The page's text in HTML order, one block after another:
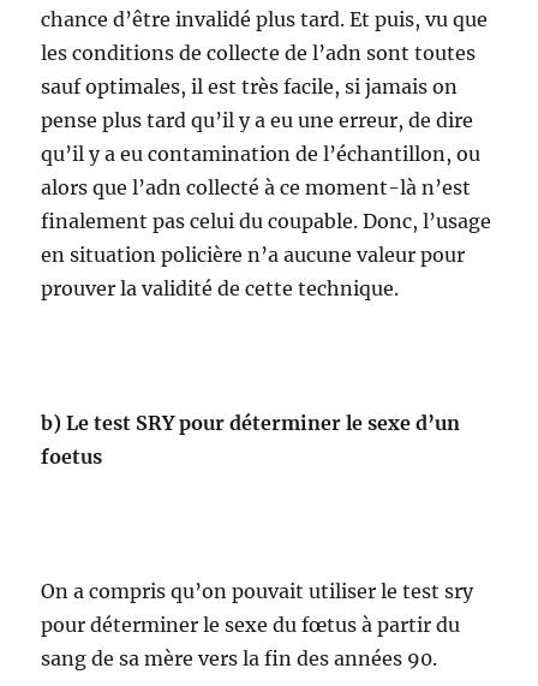
chance d’être invalidé plus tard. Et puis, vu que
les conditions de collecte de l’adn sont toutes
sauf optimales, il est très facile, si jamais on
pense plus tard qu’il y a eu une erreur, de dire
qu’il y a eu contamination de l’échantillon, ou
alors que l’adn collecté à ce moment-là n’est
finalement pas celui du coupable. Donc, l’usage
en situation policière n’a aucune valeur pour
prouver la validité de cette technique.
b)Le test SRY pour déterminer le sexe d’un
foetus
On a compris qu’on pouvait utiliser le test sry
pour déterminer le sexe du fœtus à partir du
sang de sa mère vers la fin des années 90.